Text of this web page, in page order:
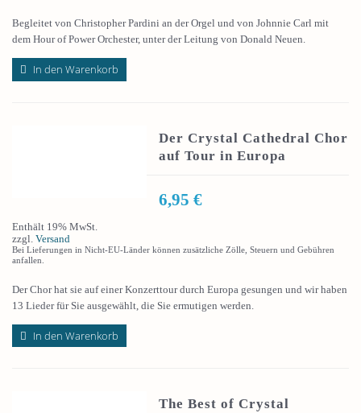
Begleitet von Christopher Pardini an der Orgel und von Johnnie Carl mit
dem Hour of Power Orchester, unter der Leitung von Donald Neuen.
In den Warenkorb
Der Crystal Cathedral Chor
auf Tour in Europa
6,95€
Enthält 19% MwSt.
zzgl. Versand
Bei Lieferungen in Nicht-EU-Länder können zusätzliche Zölle, Steuern und Gebühren
anfallen.
Der Chor hat sie auf einer Konzerttour durch Europa gesungen und wir haben
13 Lieder für Sie ausgewählt, die Sie ermutigen werden.
In den Warenkorb
The Best of Crystal